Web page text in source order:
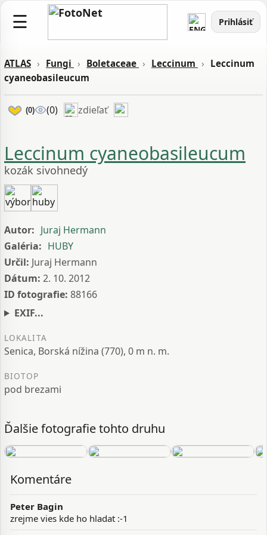
☰ Prihlásiť
ATLAS › Fungi › Boletaceae › Leccinum › Leccinum
cyaneobasileucum
(0) (0) zdieľať
Leccinum cyaneobasileucum
kozák sivohnedý
Autor: Juraj Hermann
Galéria: HUBY
Určil: Juraj Hermann
Dátum: 2. 10. 2012
ID fotografie: 88166
EXIF...
LOKALITA
Senica, Borská nížina (770), 0 m n. m.
BIOTOP
pod brezami
Ďalšie fotografie tohto druhu
Komentáre
Peter Bagin
zrejme vies kde ho hladat :-1